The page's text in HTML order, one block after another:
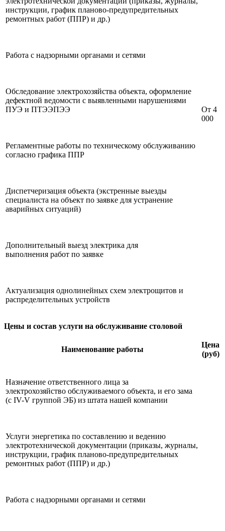
От 4
000
инструкции, график планово-предупредительных
ремонтных работ (ППР) и др.)
Работа с надзорными органами и сетями
Обследование электрохозяйства объекта, оформление
дефектной ведомости с выявленными нарушениями
ПУЭ и ПТЭЭПЭЭ
Регламентные работы по техническому обслуживанию
согласно графика ППР
Диспетчеризация объекта (экстренные выезды
специалиста на объект по заявке для устранение
аварийных ситуаций)
Дополнительный выезд электрика для
выполнения работ по заявке
Актуализация однолинейных схем электрощитов и
распределительных устройств
Цены и состав услуги на обслуживание столовой
Наименование работы
Цена
(руб)
Назначение ответственного лица за
электрохозяйство обслуживаемого объекта, и его зама
(с IV-V группой ЭБ) из штата нашей компании
Услуги энергетика по составлению и ведению
электротехнической документации (приказы, журналы,
инструкции, график планово-предупредительных
ремонтных работ (ППР) и др.)
Работа с надзорными органами и сетями